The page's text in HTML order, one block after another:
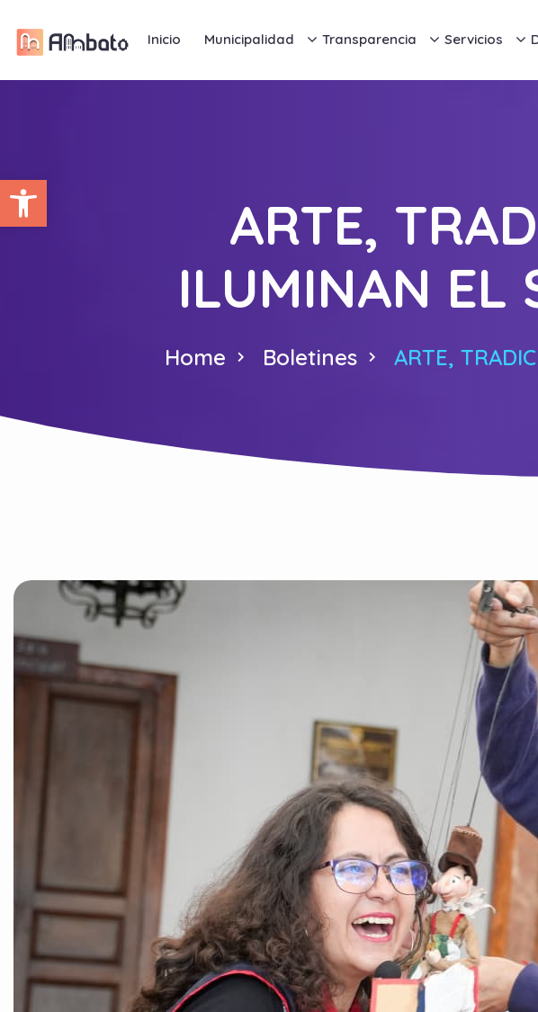
Abrir barra de herramientas
Inicio Municipalidad Transparencia Servicios
ARTE,
ILUMINAN EL
Home Boletines ARTE,